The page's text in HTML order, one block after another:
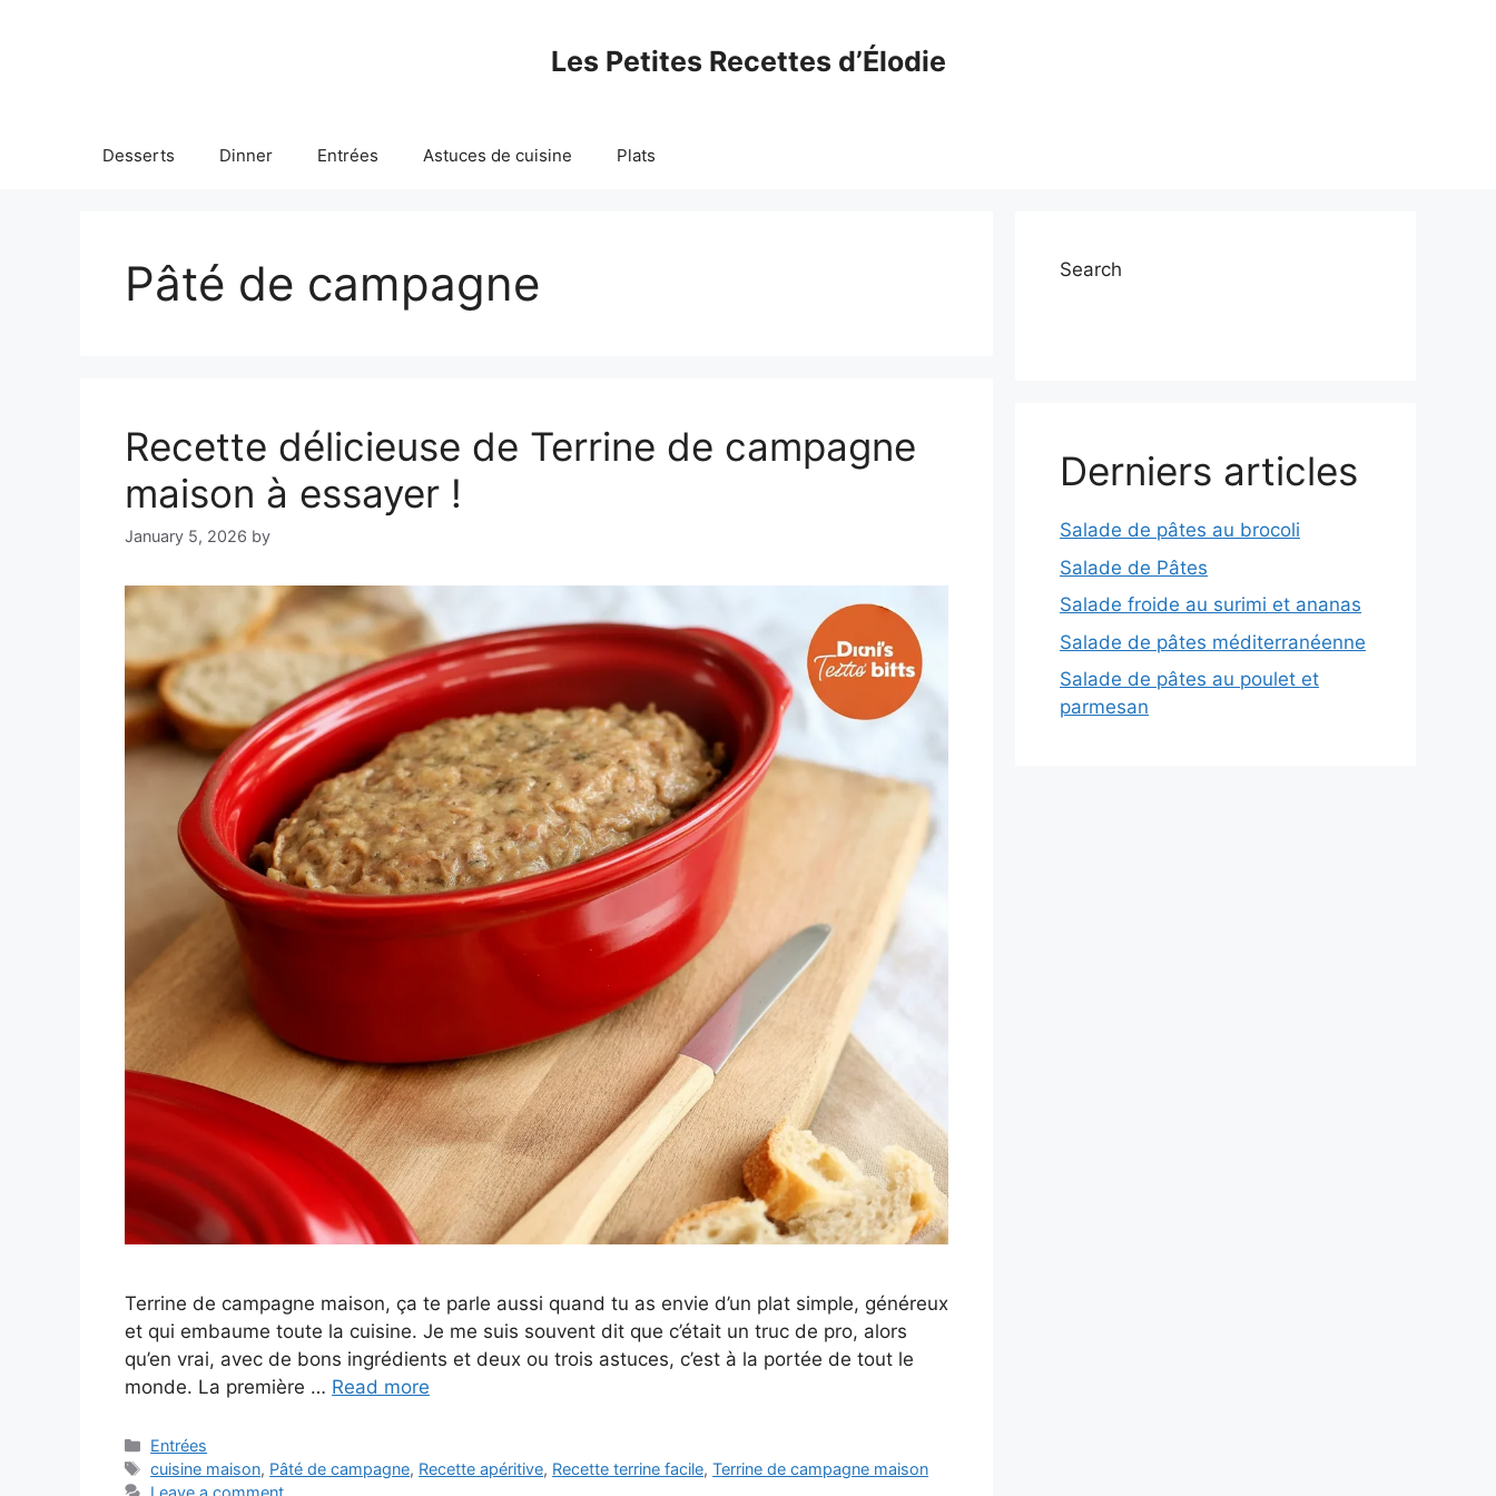
Les Petites Recettes d’Élodie
Desserts Dinner Entrées Astuces de cuisine Plats
Pâté de campagne
Recette délicieuse de Terrine de campagne
maison à essayer !
January 5, 2026 by
Terrine de campagne maison, ça te parle aussi quand tu as envie d’un plat simple, généreux
et qui embaume toute la cuisine. Je me suis souvent dit que c’était un truc de pro, alors
qu’en vrai, avec de bons ingrédients et deux ou trois astuces, c’est à la portée de tout le
monde. La première … Read more
Categories
Entrées
Tags
cuisine maison, Pâté de campagne, Recette apéritive, Recette terrine facile,Terrine de campagne maison
Search
Derniers articles
Salade de pâtes au brocoli
Salade de Pâtes
Salade froide au surimi et ananas
Salade de pâtes méditerranéenne
Salade de pâtes au poulet et
parmesan